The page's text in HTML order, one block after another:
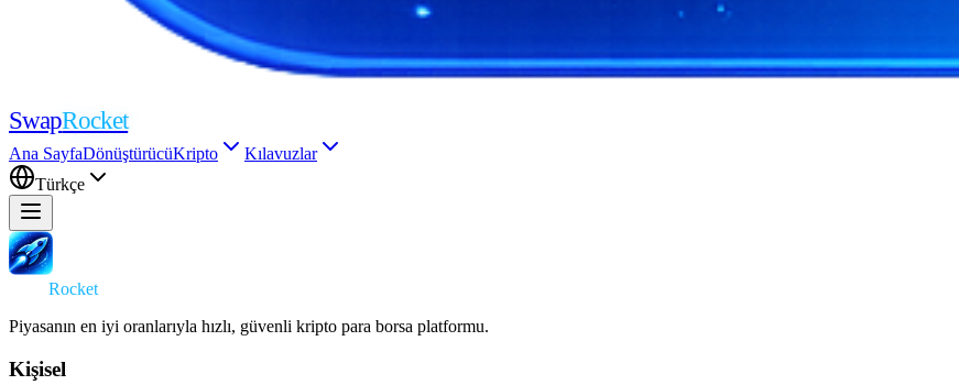
SwapRocket
Ana SayfaDönüştürücüKripto
Kılavuzlar
Türkçe
Rocket
Piyasanın en iyi oranlarıyla hızlı, güvenli kripto para borsa platformu.
Kişisel